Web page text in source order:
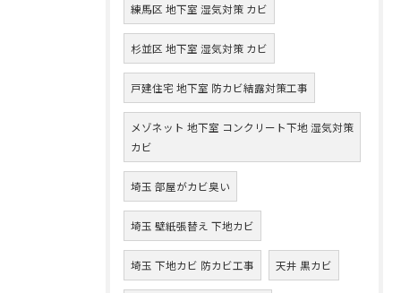
練馬区 地下室 湿気対策 カビ
杉並区 地下室 湿気対策 カビ
戸建住宅 地下室 防カビ結露対策工事
メゾネット 地下室 コンクリート下地 湿気対策
カビ
埼玉 部屋がカビ臭い
埼玉 壁紙張替え 下地カビ
埼玉 下地カビ 防カビ工事 天井 黒カビ